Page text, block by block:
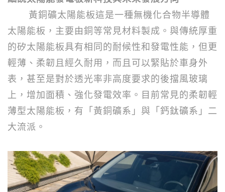
黃銅礦太陽能板這是一種無機化合物半導體
太陽能板，主要由銅等常見材料製成。與傳統厚重
的矽太陽能板具有相同的耐候性和發電性能，但更
輕薄、柔韌且經久耐用，而且可以緊貼於車身外
表，甚至是對於透光率非高度要求的後擋風玻璃
上，增加面積、強化發電效率。目前常見的柔韌輕
薄型太陽能板，有「黃銅礦系」與「鈣鈦礦系」二
大流派。